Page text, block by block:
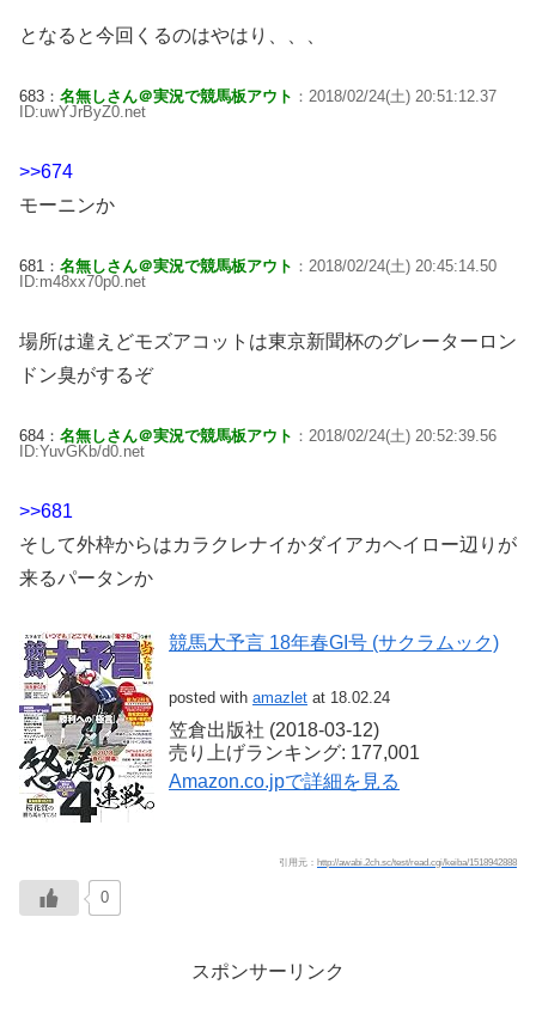
となると今回くるのはやはり、、、
683： 名無しさん＠実況で競馬板アウト ：2018/02/24(土) 20:51:12.37
ID:uwYJrByZ0.net
>>674
モーニンか
681： 名無しさん＠実況で競馬板アウト ：2018/02/24(土) 20:45:14.50
ID:m48xx70p0.net
場所は違えどモズアコットは東京新聞杯のグレーターロン
ドン臭がするぞ
684： 名無しさん＠実況で競馬板アウト ：2018/02/24(土) 20:52:39.56
ID:YuvGKb/d0.net
>>681
そして外枠からはカラクレナイかダイアカヘイロー辺りが
来るパータンか
競馬大予言 18年春GI号 (サクラムック)
posted with amazlet at 18.02.24
笠倉出版社 (2018-03-12)
売り上げランキング: 177,001
Amazon.co.jpで詳細を見る
引用元： http://awabi.2ch.sc/test/read.cgi/keiba/1518942888
0
スポンサーリンク